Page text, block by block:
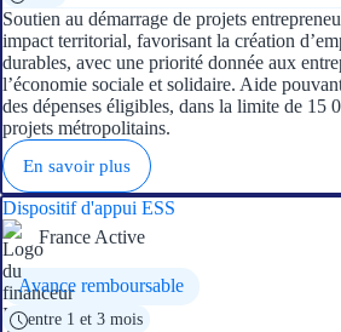
Soutien au démarrage de projets
impact territorial, favorisant la création
durables, avec une priorité donnée aux
l’économie sociale et solidaire. Aide
des dépenses éligibles, dans la limite de 15
projets métropolitains.
En savoir plus
Dispositif d'appui ESS
France Active
Avance remboursable
entre 1 et 3 mois